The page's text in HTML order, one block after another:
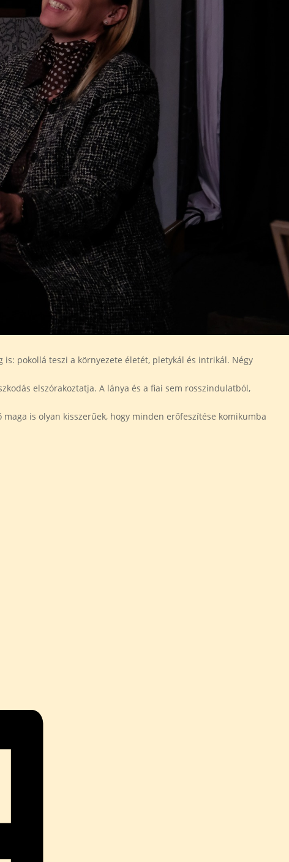
pokollá teszi a környezete életét, pletykál és intrikál. Négy
elszórakoztatja. A lánya és a fiai sem rosszindulatból,
is olyan kisszerűek, hogy minden erőfeszítése komikumba